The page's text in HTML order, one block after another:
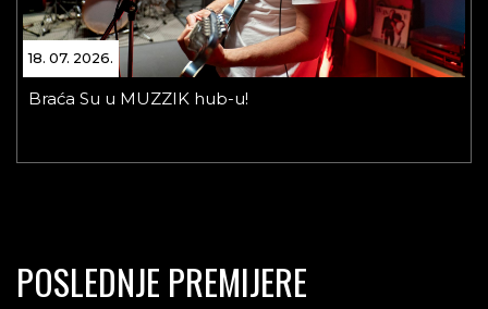
18. 07. 2026.
Braća Su u MUZZIK hub-u!
POSLEDNJE PREMIJERE